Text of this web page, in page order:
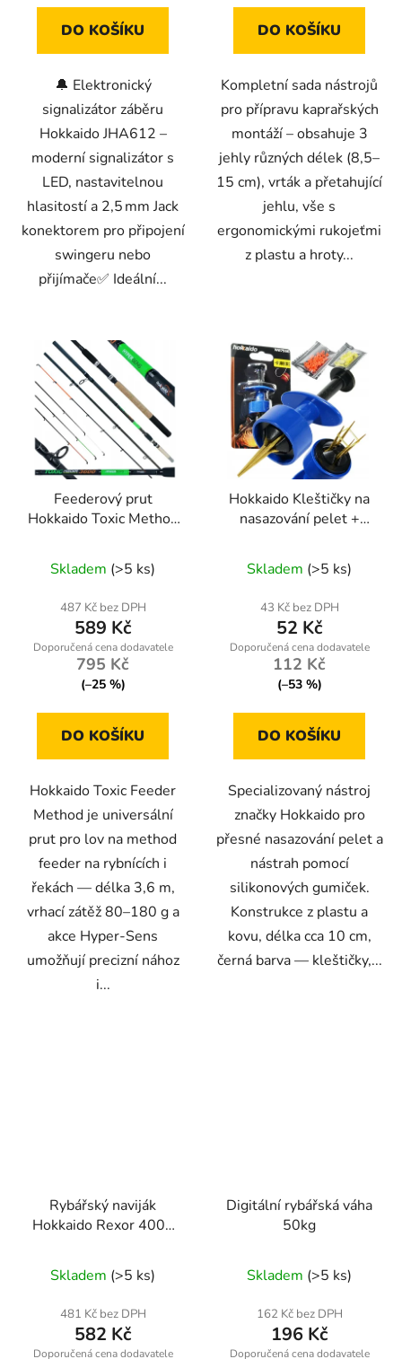
hvězdiček.
DO KOŠÍKU
🔔 Elektronický
signalizátor záběru
Hokkaido JHA612 –
moderní signalizátor s
LED, nastavitelnou
hlasitostí a 2,5 mm Jack
konektorem pro připojení
swingeru nebo
přijímače✅ Ideální...
hvězdiček.
DO KOŠÍKU
Kompletní sada nástrojů
pro přípravu kaprařských
montáží – obsahuje 3
jehly různých délek (8,5–
15 cm), vrták a přetahující
jehlu, vše s
ergonomickými rukojeťmi
z plastu a hroty...
Feederový prut
Hokkaido Toxic Method
hodnocení
produktu
je
5,0
z
hvězdiček.
Skladem (>5 ks)
487 Kč bez DPH
589 Kč
795 Kč
(–25 %)
DO KOŠÍKU
Hokkaido Toxic Feeder
Method je universální
prut pro lov na method
feeder na rybnících i
řekách — délka 3,6 m,
vrhací zátěž 80–180 g a
akce Hyper-Sens
umožňují precizní nához
i...
Hokkaido Kleštičky na
nasazování pelet +
hodnocení
produktu
je
5,0
z
hvězdiček.
Skladem (>5 ks)
43 Kč bez DPH
52 Kč
112 Kč
(–53 %)
DO KOŠÍKU
Specializovaný nástroj
značky Hokkaido pro
přesné nasazování pelet a
nástrah pomocí
silikonových gumiček.
Konstrukce z plastu a
kovu, délka cca 10 cm,
černá barva — kleštičky,...
Rybářský naviják
Hokkaido Rexor 4000
hliníková cívka pro
přívlač
Skladem (>5 ks)
481 Kč bez DPH
582 Kč
Digitální rybářská váha
50kg
Skladem (>5 ks)
162 Kč bez DPH
196 Kč